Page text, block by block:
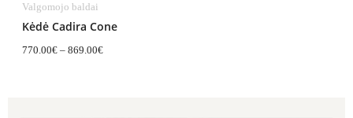
Valgomojo baldai
Kėdė Cadira Cone
770.00€ – 869.00€